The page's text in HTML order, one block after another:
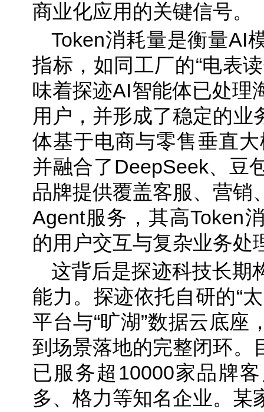
商业化应用的关键信号。
Token消耗量是衡量AI
指标，如同工厂的“电表
味着探迹AI智能体已处理
用户，并形成了稳定的业
体基于电商与零售垂直
并融合了DeepSeek、豆
品牌提供覆盖客服、营销
Agent服务，其高Token
的用户交互与复杂业务处
这背后是探迹科技长期
能力。探迹依托自研的“
平台与“旷湖”数据云底座
到场景落地的完整闭环。
已服务超10000家品牌
多、格力等知名企业。某